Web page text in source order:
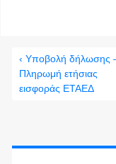
‹ Υποβολή δήλωσης
Πληρωμή ετήσιας
εισφοράς ΕΤΑΕΔ